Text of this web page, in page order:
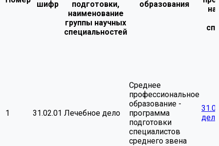
шифр
подготовки,
наименование
группы научных
специальностей
образования
1 31.02.01 Лечебное дело
Среднее
профессиональное
образование -
программа
подготовки
специалистов
среднего звена
дело